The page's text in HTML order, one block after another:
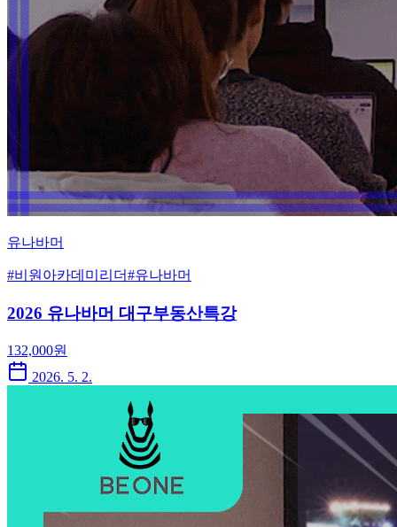
유나바머
#비원아카데미리더#유나바머
2026 유나바머 대구부동산특강
132,000원
2026. 5. 2.